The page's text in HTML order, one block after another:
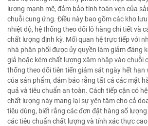
lượng mạnh mẽ, đảm bảo tính toàn vẹn của
chuỗi cung ứng. Điều này bao gồm các kho
nhiệt độ, hệ thống theo dõi lô hàng chi tiết và
chất lượng định kỳ. Mối quan hệ trực tiếp với
nhà phân phối được ủy quyền làm giảm đáng
giả hoặc kém chất lượng xâm nhập vào chuỗi
thống theo dõi tiên tiến giám sát ngày hết hạn
của sản phẩm, đảm bảo rằng tất cả các mặt
quả và tiêu chuẩn an toàn. Cách tiếp cận có
chất lượng này mang lại sự yên tâm cho cả
tiêu dùng, biết rằng các đơn đặt hàng số
các tiêu chuẩn chất lượng và tính xác thực